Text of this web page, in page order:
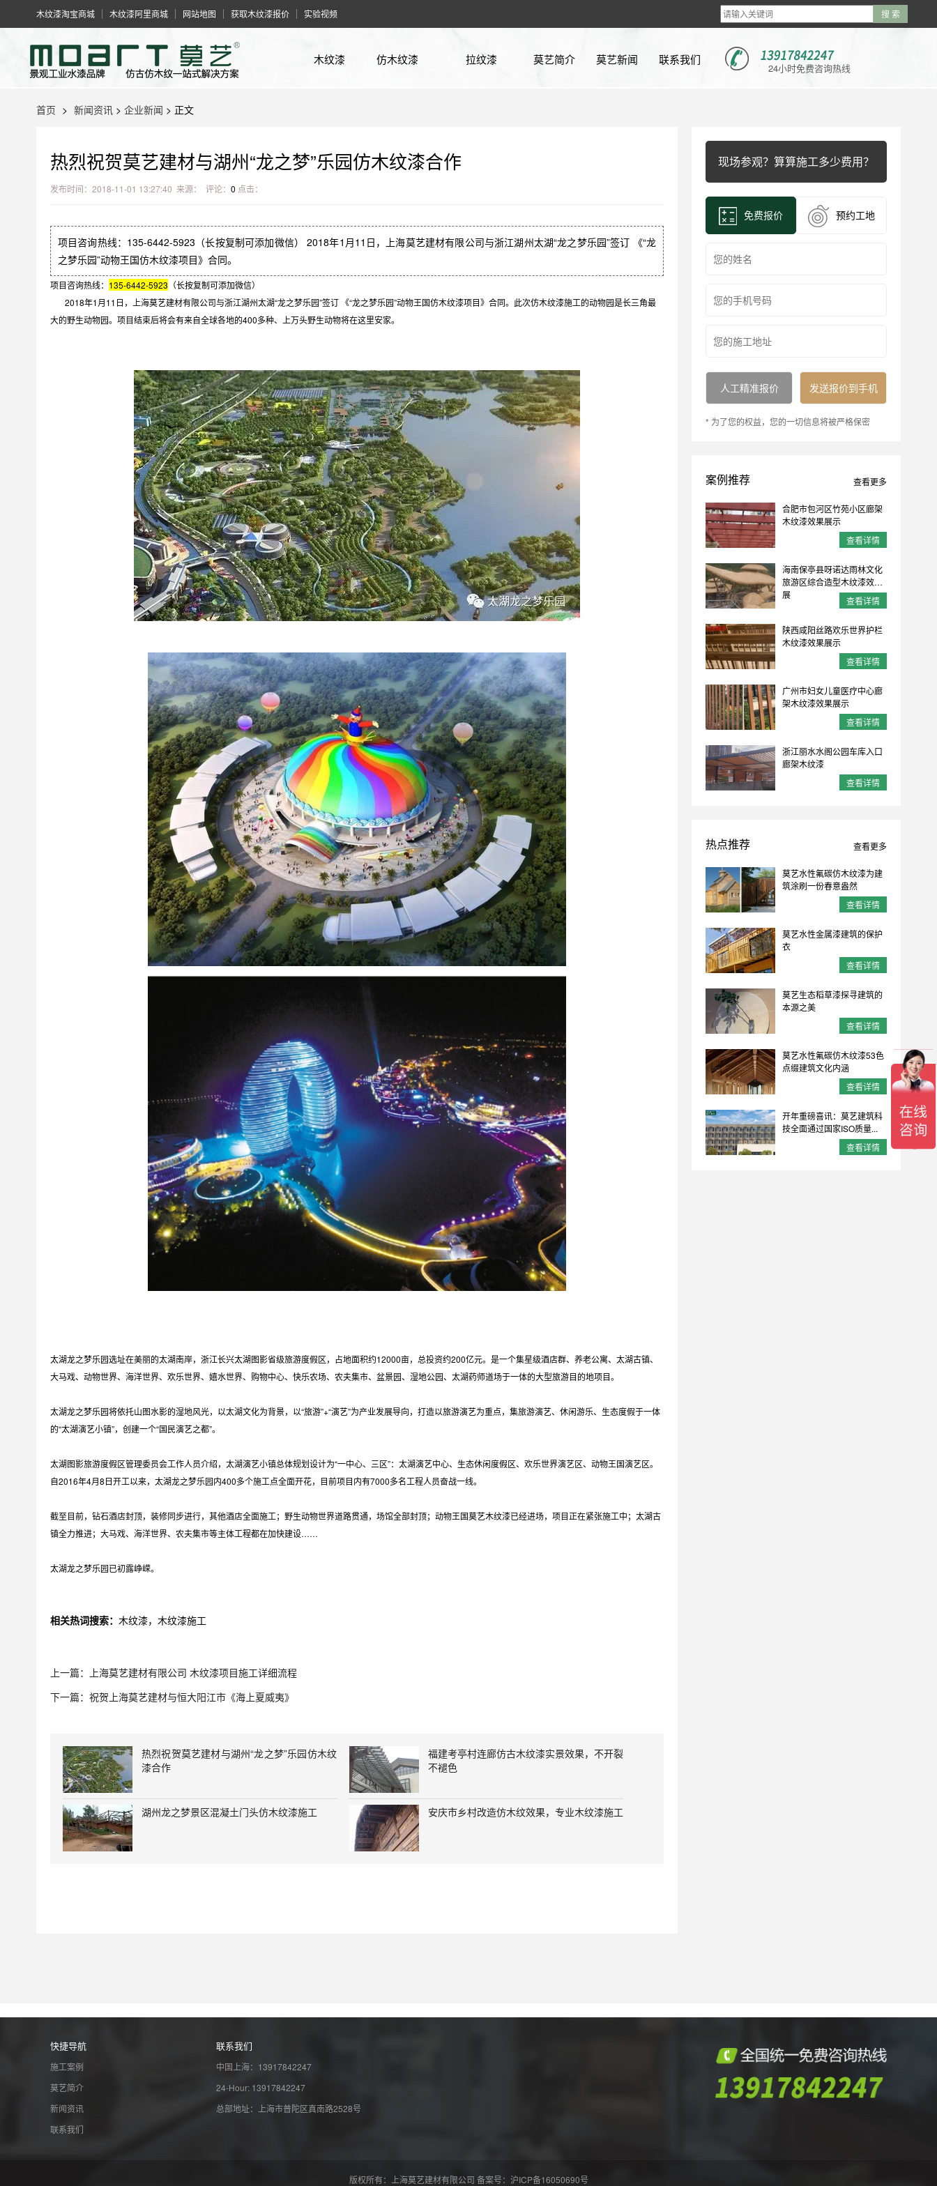
木纹漆淘宝商城 木纹漆阿里商城 网站地图 获取木纹漆报价 实验视频
木纹漆 仿木纹漆
凉亭木纹漆
车库木纹漆
仿古木纹漆
阳光房木纹漆
拉纹漆
铁管木纹漆
木工板木纹漆
石膏板木纹漆
PVC板木纹漆
莫艺简介 莫艺新闻 联系我们
24小时免费咨询热线
首页 > 新闻资讯 > 企业新闻 > 正文
热烈祝贺莫艺建材与湖州“龙之梦”乐园仿木纹漆合作
发布时间：2018-11-01 13:27:40 来源： 评论： 0 点击：
项目咨询热线：135-6442-5923（长按复制可添加微信） 2018年1月11日，上海莫艺建材有限公司与浙江湖州太湖“龙之梦乐园”签订 《“龙
之梦乐园”动物王国仿木纹漆项目》合同。
项目咨询热线： 135-6442-5923 （长按复制可添加微信）
2018年1月11日，上海莫艺建材有限公司与浙江湖州太湖“龙之梦乐园”签订 《“龙之梦乐园”动物王国仿木纹漆项目》合同。此次仿木纹漆施工的动物园是长三角最
大的野生动物园。项目结束后将会有来自全球各地的400多种、上万头野生动物将在这里安家。
太湖龙之梦乐园选址在美丽的太湖南岸，浙江长兴太湖图影省级旅游度假区，占地面积约12000亩，总投资约200亿元。是一个集星级酒店群、养老公寓、太湖古镇、
大马戏、动物世界、海洋世界、欢乐世界、嬉水世界、购物中心、快乐农场、农夫集市、盆景园、湿地公园、太湖药师道场于一体的大型旅游目的地项目。
太湖龙之梦乐园将依托山图水影的湿地风光，以太湖文化为背景，以“旅游”+“演艺”为产业发展导向，打造以旅游演艺为重点，集旅游演艺、休闲游乐、生态度假于一体
的“太湖演艺小镇”，创建一个“国民演艺之都”。
太湖图影旅游度假区管理委员会工作人员介绍，太湖演艺小镇总体规划设计为“一中心、三区”：太湖演艺中心、生态休闲度假区、欢乐世界演艺区、动物王国演艺区。
自2016年4月8日开工以来，太湖龙之梦乐园内400多个施工点全面开花，目前项目内有7000多名工程人员奋战一线。
截至目前，钻石酒店封顶，装修同步进行，其他酒店全面施工；野生动物世界道路贯通，场馆全部封顶；动物王国莫艺木纹漆已经进场，项目正在紧张施工中；太湖古
镇全力推进；大马戏、海洋世界、农夫集市等主体工程都在加快建设……
太湖龙之梦乐园已初露峥嵘。
相关热词搜索： 木纹漆，木纹漆施工
上一篇：
上海莫艺建材有限公司 木纹漆项目施工详细流程
下一篇： 祝贺上海莫艺建材与恒大阳江市《海上夏威夷》
热烈祝贺莫艺建材与湖州“龙之梦”乐园仿木纹
漆合作
福建考亭村连廊仿古木纹漆实景效果，不开裂
不褪色
湖州龙之梦景区混凝土门头仿木纹漆施工 安庆市乡村改造仿木纹效果，专业木纹漆施工
现场参观？算算施工多少费用？
免费报价 预约工地
* 为了您的权益，您的一切信息将被严格保密
案例推荐 查看更多
合肥市包河区竹苑小区廊架
木纹漆效果展示
查看详情
海南保亭县呀诺达雨林文化
旅游区综合造型木纹漆效果
展
查看详情
陕西咸阳丝路欢乐世界护栏
木纹漆效果展示
查看详情
广州市妇女儿童医疗中心廊
架木纹漆效果展示
查看详情
浙江丽水水阁公园车库入口
廊架木纹漆
查看详情
热点推荐 查看更多
莫艺水性氟碳仿木纹漆为建
筑涂刷一份春意盎然
查看详情
莫艺水性金属漆建筑的保护
衣
查看详情
莫艺生态稻草漆探寻建筑的
本源之美
查看详情
莫艺水性氟碳仿木纹漆53色
点缀建筑文化内涵
查看详情
开年重磅喜讯：莫艺建筑科
技全面通过国家ISO质量...
查看详情
快捷导航
施工案例
莫艺简介
新闻资讯
联系我们
联系我们
中国上海：13917842247
24-Hour: 13917842247
总部地址：上海市普陀区真南路2528号
版权所有：上海莫艺建材有限公司 备案号：沪ICP备16050690号